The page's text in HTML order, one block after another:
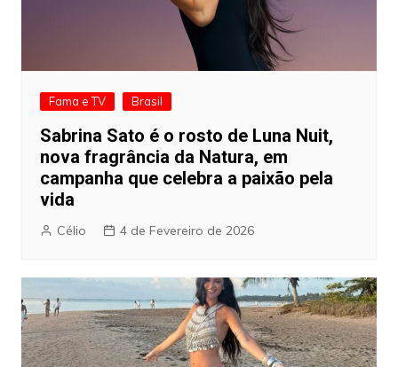
Fama e TV Brasil
Sabrina Sato é o rosto de Luna Nuit,
nova fragrância da Natura, em
campanha que celebra a paixão pela
vida
Célio 4 de Fevereiro de 2026